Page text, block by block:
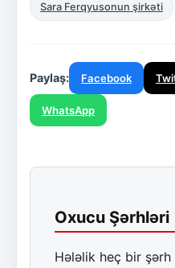
Sara Ferqyusonun şirkəti
Paylaş: Facebook
WhatsApp
Oxucu Şərhləri
Hələlik heç bir şərh